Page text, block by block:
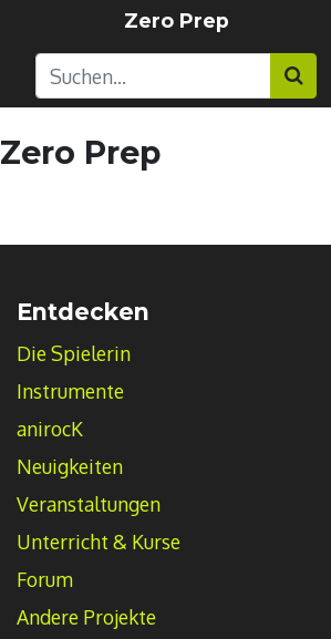
Zero Prep
Zero Prep
Entdecken
Die Spielerin
Instrumente
anirocK
Neuigkeiten
Veranstaltungen
Unterricht & Kurse
Forum
Andere Projekte